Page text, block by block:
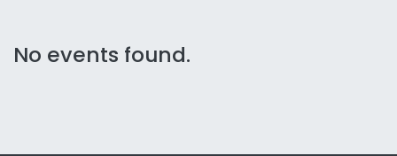
No events found.